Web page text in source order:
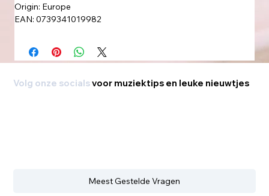
Origin: Europe
EAN: 0739341019982
Volg onze socialsvoor muziektips en leuke nieuwtjes
Meest Gestelde Vragen